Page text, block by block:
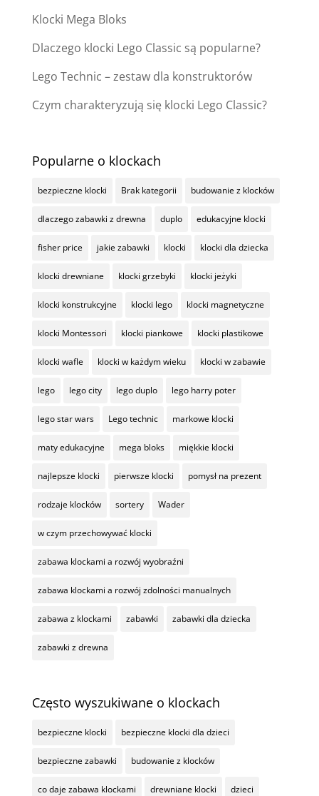
Klocki Mega Bloks
Dlaczego klocki Lego Classic są popularne?
Lego Technic – zestaw dla konstruktorów
Czym charakteryzują się klocki Lego Classic?
Popularne o klockach
bezpieczne klocki Brak kategorii budowanie z klocków
dlaczego zabawki z drewna duplo edukacyjne klocki
fisher price jakie zabawki klocki klocki dla dziecka
klocki drewniane klocki grzebyki klocki jeżyki
klocki konstrukcyjne klocki lego klocki magnetyczne
klocki Montessori klocki piankowe klocki plastikowe
klocki wafle klocki w każdym wieku klocki w zabawie
lego lego city lego duplo lego harry poter
lego star wars Lego technic markowe klocki
maty edukacyjne mega bloks miękkie klocki
najlepsze klocki pierwsze klocki pomysł na prezent
rodzaje klocków sortery Wader
w czym przechowywać klocki
zabawa klockami a rozwój wyobraźni
zabawa klockami a rozwój zdolności manualnych
zabawa z klockami zabawki zabawki dla dziecka
zabawki z drewna
Często wyszukiwane o klockach
bezpieczne klocki bezpieczne klocki dla dzieci
bezpieczne zabawki budowanie z klocków
co daje zabawa klockami drewniane klocki dzieci